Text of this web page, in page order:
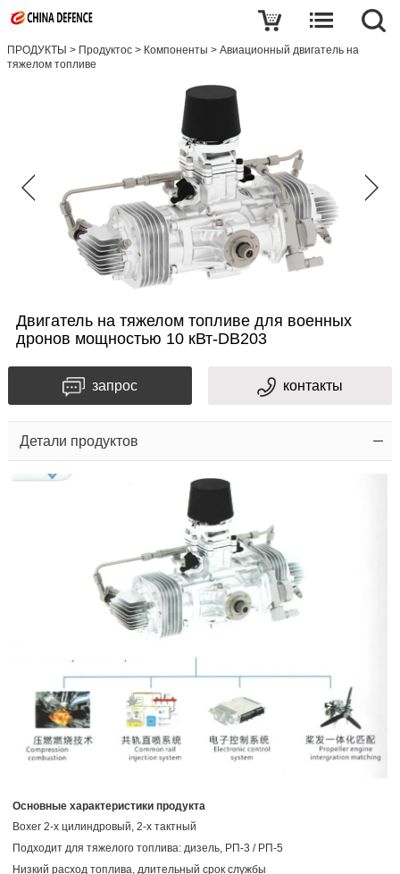
ПРОДУКТЫ > Продуктос > Компоненты > Авиационный двигатель на
тяжелом топливе
Двигатель на тяжелом топливе для военных
дронов мощностью 10 кВт-DB203
запрос контакты
Детали продуктов
Основные характеристики продукта
Boxer 2-х цилиндровый, 2-х тактный
Подходит для тяжелого топлива: дизель, РП-3 / РП-5
Низкий расход топлива, длительный срок службы